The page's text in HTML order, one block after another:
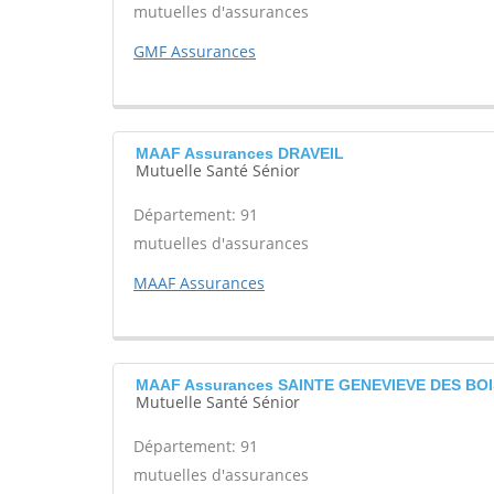
mutuelles d'assurances
GMF Assurances
MAAF Assurances DRAVEIL
Mutuelle Santé Sénior
Département: 91
mutuelles d'assurances
MAAF Assurances
MAAF Assurances SAINTE GENEVIEVE DES
Mutuelle Santé Sénior
Département: 91
mutuelles d'assurances